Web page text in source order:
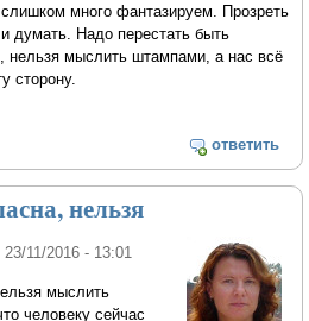
много фантазируем. Прозреть
думать. Надо перестать быть
нельзя мыслить штампами, а нас всё
сторону.
ответить
нельзя
23/11/2016 - 13:01
мыслить
человеку сейчас